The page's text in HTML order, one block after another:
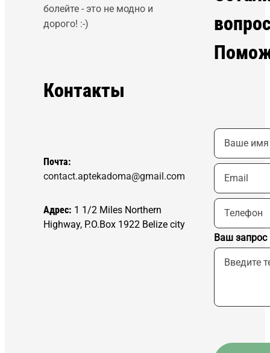
болейте - это не модно и
дорого! :-)
Контакты
Почта:
contact.aptekadoma@gmail.com
Адрес: 1 1/2 Miles Northern
Highway, P.O.Box 1922 Belize city
Ваш запрос